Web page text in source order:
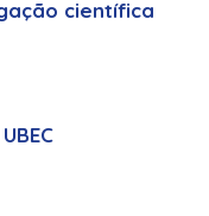
científica